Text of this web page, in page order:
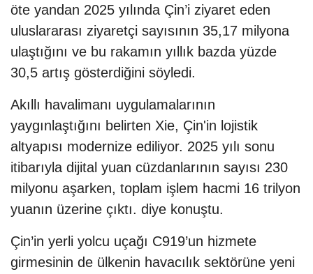
öte yandan 2025 yılında Çin’i ziyaret eden
uluslararası ziyaretçi sayısının 35,17 milyona
ulaştığını ve bu rakamın yıllık bazda yüzde
30,5 artış gösterdiğini söyledi.
Akıllı havalimanı uygulamalarının
yaygınlaştığını belirten Xie, Çin'in lojistik
altyapısı modernize ediliyor. 2025 yılı sonu
itibarıyla dijital yuan cüzdanlarının sayısı 230
milyonu aşarken, toplam işlem hacmi 16 trilyon
yuanın üzerine çıktı. diye konuştu.
Çin’in yerli yolcu uçağı C919’un hizmete
girmesinin de ülkenin havacılık sektörüne yeni